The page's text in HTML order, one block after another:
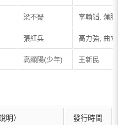
梁不疑 李翰韜, 蒲
張紅兵 高力強, 曲
高顯陽(少年) 王新民
明） 發行時間